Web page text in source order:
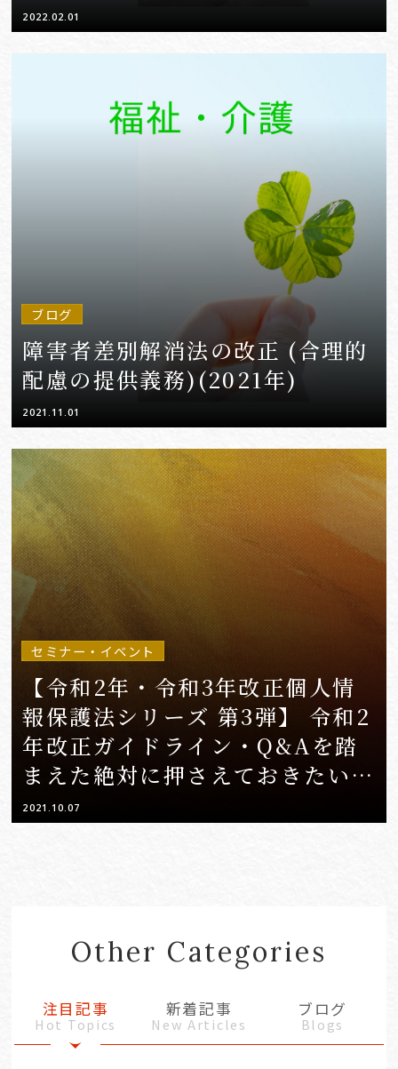
2022.02.01
ブログ
障害者差別解消法の改正 (合理的
配慮の提供義務)(2021年)
2021.11.01
セミナー・イベント
【令和2年・令和3年改正個人情
報保護法シリーズ 第3弾】 令和2
年改正ガイドライン・Q&Aを踏
まえた絶対に押さえておきたい実
務対応のポイント総仕上げ＋令和
3年改正の具体的内容と実務への
2021.10.07
Other Categories
注目記事
Hot Topics
新着記事
New Articles
ブログ
Blogs